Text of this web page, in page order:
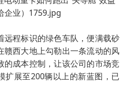
远程标识的绿色车队，便满载砂
赣西大地上勾勒出一条流动的风
的成本控制，让该公司的市场竞
扩展至200辆以上的新蓝图，已